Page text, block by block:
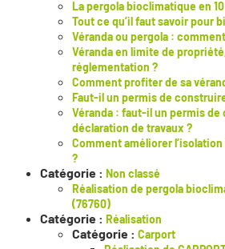
La pergola bioclimatique en
Tout ce qu’il faut savoir pour
Véranda ou pergola :
Véranda en limite de
réglementation ?
Comment profiter de sa
Faut-il un permis de
Véranda : faut-il un permis
déclaration de travaux ?
Comment améliorer
?
Catégorie : Non classé
Réalisation de pergola
(76760)
Catégorie : Réalisation
Catégorie : Carport